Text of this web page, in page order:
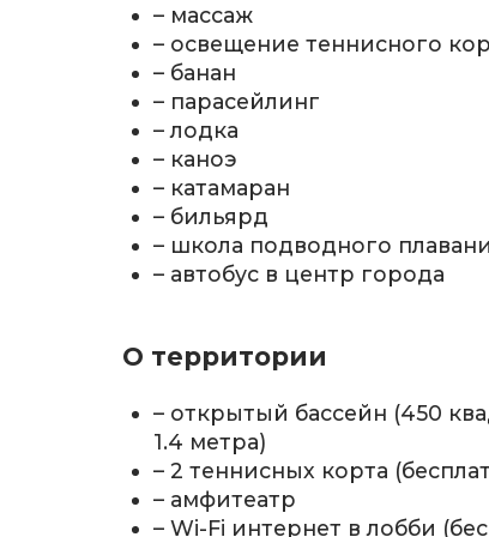
– массаж
– освещение теннисного
– банан
– парасейлинг
– лодка
– каноэ
– катамаран
– бильярд
– школа подводного
– автобус в центр города
О территории
– открытый бассейн (450
1.4 метра)
– 2 теннисных корта
– амфитеатр
– Wi-Fi интернет в лобби